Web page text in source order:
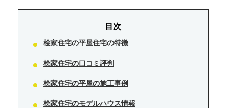
桧家住宅の平屋住宅の特徴
桧家住宅の口コミ評判
桧家住宅の平屋の施工事例
桧家住宅のモデルハウス情報